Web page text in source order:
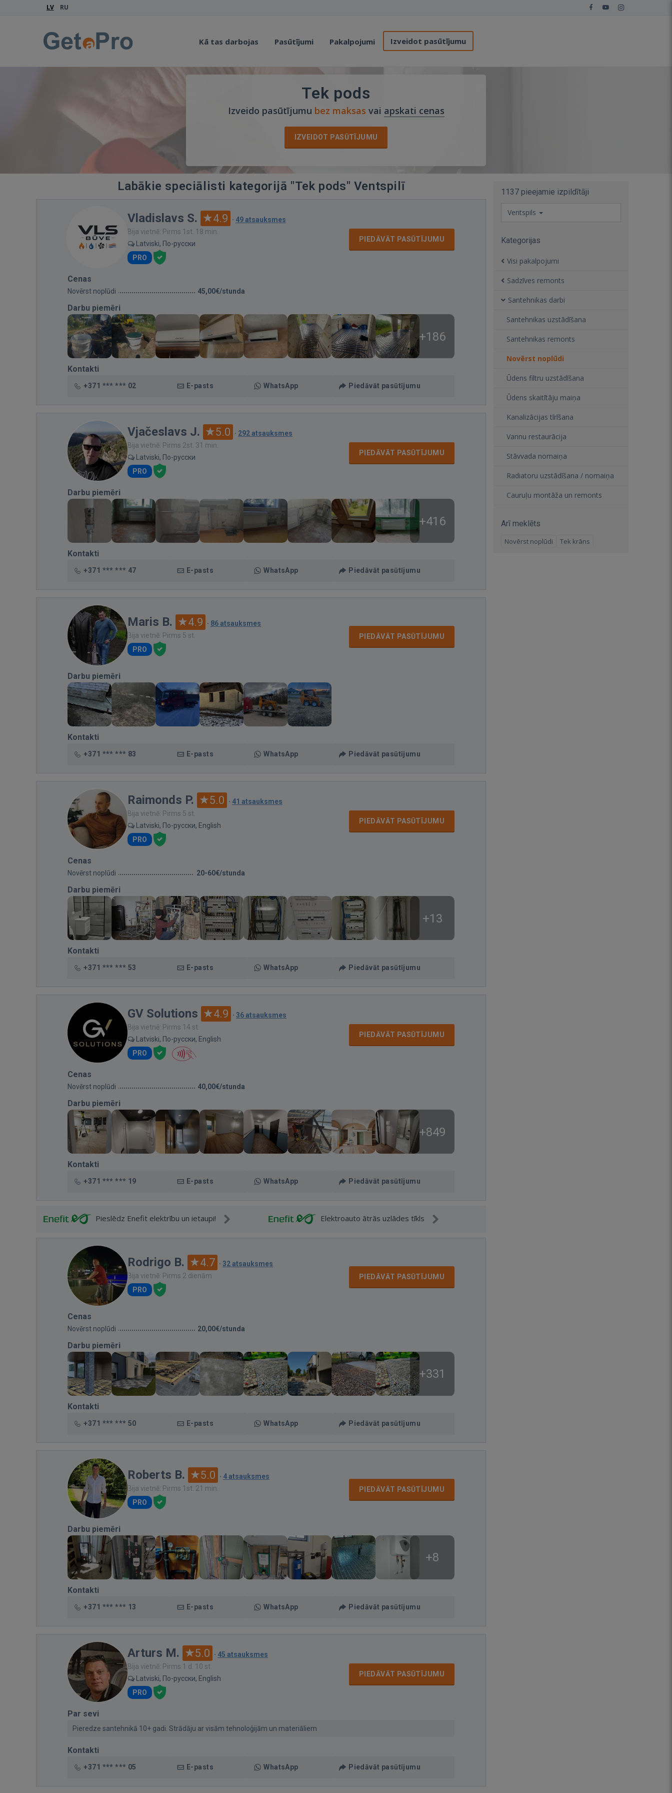
LV RU
Kā tas darbojas Pasūtījumi Pakalpojumi Izveidot pasūtījumu
Tek pods
Izveido pasūtījumu bez maksas vai apskati cenas
IZVEIDOT PASŪTĪJUMU
Labākie speciālisti kategorijā "Tek pods" Ventspilī
Vladislavs S. 4.9 · 49 atsauksmes
Bija vietnē: Pirms 1st. 18 min.
Latviski, По-русски
PRO
PIEDĀVĀT PASŪTĪJUMU
Cenas
Novērst noplūdi 45,00€/stunda
Darbu piemēri
+186
Kontakti
+371 *** *** 02 E-pasts WhatsApp Piedāvāt pasūtījumu
Vjačeslavs J. 5.0 · 292 atsauksmes
Bija vietnē: Pirms 2st. 31 min.
Latviski, По-русски
PRO
PIEDĀVĀT PASŪTĪJUMU
Darbu piemēri
+416
Kontakti
+371 *** *** 47 E-pasts WhatsApp Piedāvāt pasūtījumu
Maris B. 4.9 · 86 atsauksmes
Bija vietnē: Pirms 5 st.
PRO
PIEDĀVĀT PASŪTĪJUMU
Darbu piemēri
Kontakti
+371 *** *** 83 E-pasts WhatsApp Piedāvāt pasūtījumu
Raimonds P. 5.0 · 41 atsauksmes
Bija vietnē: Pirms 5 st.
Latviski, По-русски, English
PRO
PIEDĀVĀT PASŪTĪJUMU
Cenas
Novērst noplūdi 20-60€/stunda
Darbu piemēri
+13
Kontakti
+371 *** *** 53 E-pasts WhatsApp Piedāvāt pasūtījumu
GV Solutions 4.9 · 36 atsauksmes
Bija vietnē: Pirms 14 st.
Latviski, По-русски, English
PRO
PIEDĀVĀT PASŪTĪJUMU
Cenas
Novērst noplūdi 40,00€/stunda
Darbu piemēri
+849
Kontakti
+371 *** *** 19 E-pasts WhatsApp Piedāvāt pasūtījumu
Pieslēdz Enefit elektrību un ietaupi! Elektroauto ātrās uzlādes tīkls
Rodrigo B. 4.7 · 32 atsauksmes
Bija vietnē: Pirms 2 dienām
PRO
PIEDĀVĀT PASŪTĪJUMU
Cenas
Novērst noplūdi 20,00€/stunda
Darbu piemēri
+331
Kontakti
+371 *** *** 50 E-pasts WhatsApp Piedāvāt pasūtījumu
Roberts B. 5.0 · 4 atsauksmes
Bija vietnē: Pirms 1st. 21 min.
PRO
PIEDĀVĀT PASŪTĪJUMU
Darbu piemēri
+8
Kontakti
+371 *** *** 13 E-pasts WhatsApp Piedāvāt pasūtījumu
Arturs M. 5.0 · 45 atsauksmes
Bija vietnē: Pirms 1 d. 10 st.
Latviski, По-русски, English
PRO
PIEDĀVĀT PASŪTĪJUMU
Par sevi
Pieredze santehnikā 10+ gadi. Strādāju ar visām tehnoloģijām un materiāliem
Kontakti
+371 *** *** 05 E-pasts WhatsApp Piedāvāt pasūtījumu
1137 pieejamie izpildītāji
Ventspils
Kategorijas
Visi pakalpojumi
Sadzīves remonts
Santehnikas darbi
Santehnikas uzstādīšana
Santehnikas remonts
Novērst noplūdi
Ūdens filtru uzstādīšana
Ūdens skaitītāju maiņa
Kanalizācijas tīrīšana
Vannu restaurācija
Stāvvada nomaiņa
Radiatoru uzstādīšana / nomaiņa
Cauruļu montāža un remonts
Arī meklēts
Novērst noplūdi Tek krāns